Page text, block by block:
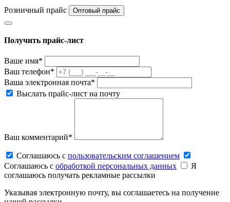
Розничный прайс Оптовый прайс
Получить прайс-лист
Ваше имя*
Ваш телефон*
Ваша электронная почта*
Выслать прайс-лист на почту
Ваш комментарий*
Соглашаюсь c пользовательским соглашением
Соглашаюсь c обработкой персональных данных
Я
соглашаюсь получать рекламные рассылки
Указывая электронную почту, вы соглашаетесь на получение